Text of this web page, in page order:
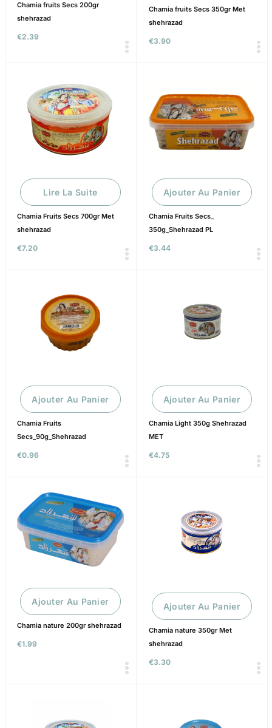
€2.39
Chamia fruits Secs 200gr
shehrazad
€3.90
Chamia fruits Secs 350gr Met
shehrazad
€7.20
Chamia Fruits Secs 700gr Met
shehrazad
Lire La Suite
€3.44
Chamia Fruits Secs_
350g_Shehrazad PL
Ajouter Au Panier
€0.96
Chamia Fruits
Secs_90g_Shehrazad
Ajouter Au Panier
€4.75
Chamia Light 350g Shehrazad
MET
Ajouter Au Panier
€1.99
Chamia nature 200gr shehrazad
Ajouter Au Panier
€3.30
Chamia nature 350gr Met
shehrazad
Ajouter Au Panier